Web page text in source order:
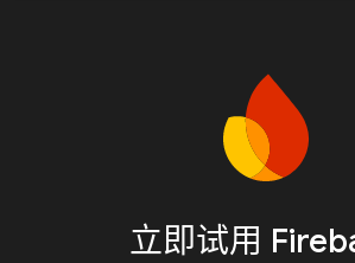
立即试用